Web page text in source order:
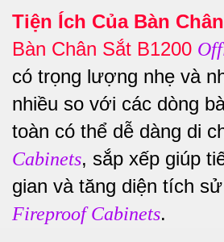
Tiện Ích Của Bàn
Bàn Chân Sắt B1200
có trọng lượng nhẹ và
nhiều so với các dòng
toàn có thể dễ dàng di
Cabinets, sắp xếp giúp
gian và tăng diện tích
Fireproof Cabinets.